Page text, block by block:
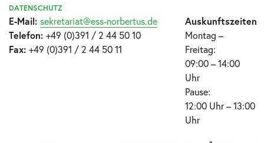
DATENSCHUTZ
E-Mail: sekretariat@ess-norbertus.de
Telefon: +49 (0)391 / 2 44 50 10
Fax: +49 (0)391 / 2 44 50 11
Auskunftszeiten
Montag –
Freitag:
09:00 – 14:00
Uhr
Pause:
12:00 Uhr – 13:00
Uhr